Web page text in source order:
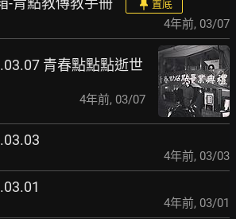
置底
4年前, 03/07
青春點點點逝世
4年前, 03/07
4年前, 03/03
4年前, 03/01